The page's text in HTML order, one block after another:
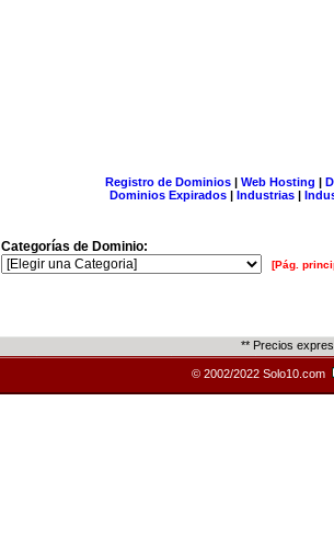
Registro de Dominios| Web Hosting |
Dominios Expirados | Industrias |
Categorías de Dominio:
[Pág.
** Precios
© 2002/2022 Solo10.com